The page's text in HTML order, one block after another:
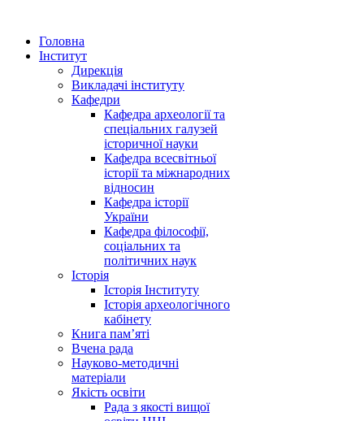
Головна
Інститут
Дирекція
Викладачі інституту
Кафедри
Кафедра археології та
спеціальних галузей
історичної науки
Кафедра всесвітньої
історії та міжнародних
відносин
Кафедра історії
України
Кафедра філософії,
соціальних та
політичних наук
Історія
Історія Інституту
Історія археологічного
кабінету
Книга памʼяті
Вчена рада
Науково-методичні
матеріали
Якість освіти
Рада з якості вищої